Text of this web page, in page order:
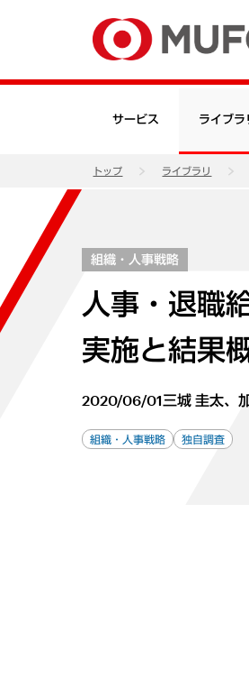
サービス ライブラ
トップ ライブラリ
組織・人事戦略
人事・退職
実施と結果
2020/06/01三城 圭太、
組織・人事戦略 独自調査